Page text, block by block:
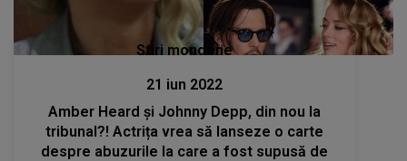
Stiri mondene
21 iun 2022
Amber Heard și Johnny Depp, din nou la
tribunal?! Actrița vrea să lanseze o carte
despre abuzurile la care a fost supusă de